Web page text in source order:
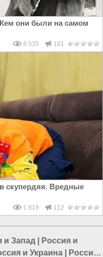
они были на самом
8 535 181
скупердяя. Вредные
1 819 112
и Запад
Россия и
и Украина Россия